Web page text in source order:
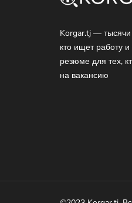
Korgar.tj — тысячи
кто ищет работу
резюме для тех,
на вакансию